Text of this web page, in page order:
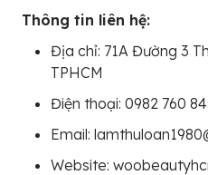
Thông tin liên hệ:
Địa chỉ: 71A Đường 3
TPHCM
Điện thoại: 0982 760
Email:
Website: